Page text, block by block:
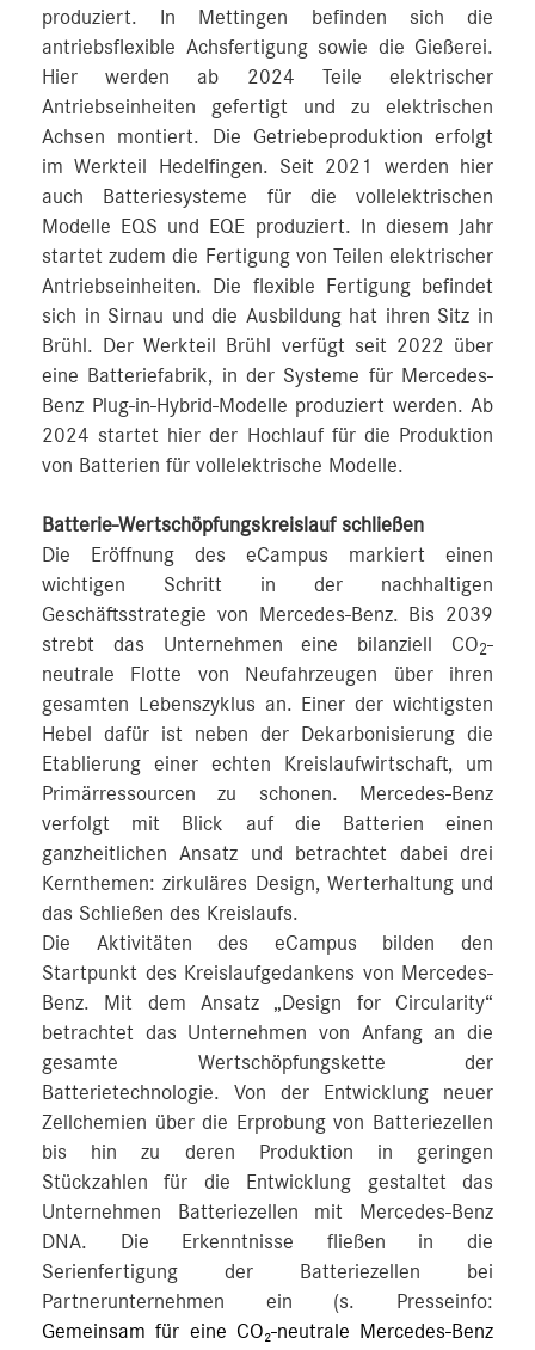
produziert. In Mettingen befinden sich die
antriebsflexible Achsfertigung sowie die Gießerei.
Hier werden ab 2024 Teile elektrischer
Antriebseinheiten gefertigt und zu elektrischen
Achsen montiert. Die Getriebeproduktion erfolgt
im Werkteil Hedelfingen. Seit 2021 werden hier
auch Batteriesysteme für die vollelektrischen
Modelle EQS und EQE produziert. In diesem Jahr
startet zudem die Fertigung von Teilen elektrischer
Antriebseinheiten. Die flexible Fertigung befindet
sich in Sirnau und die Ausbildung hat ihren Sitz in
Brühl. Der Werkteil Brühl verfügt seit 2022 über
eine Batteriefabrik, in der Systeme für Mercedes-
Benz Plug-in-Hybrid-Modelle produziert werden. Ab
2024 startet hier der Hochlauf für die Produktion
von Batterien für vollelektrische Modelle.
Batterie-Wertschöpfungskreislauf schließen
Die Eröffnung des eCampus markiert einen
wichtigen Schritt in der nachhaltigen
Geschäftsstrategie von Mercedes-Benz. Bis 2039
strebt das Unternehmen eine bilanziell CO2-
neutrale Flotte von Neufahrzeugen über ihren
gesamten Lebenszyklus an. Einer der wichtigsten
Hebel dafür ist neben der Dekarbonisierung die
Etablierung einer echten Kreislaufwirtschaft, um
Primärressourcen zu schonen. Mercedes-Benz
verfolgt mit Blick auf die Batterien einen
ganzheitlichen Ansatz und betrachtet dabei drei
Kernthemen: zirkuläres Design, Werterhaltung und
das Schließen des Kreislaufs.
Die Aktivitäten des eCampus bilden den
Startpunkt des Kreislaufgedankens von Mercedes-
Benz. Mit dem Ansatz „Design for Circularity“
betrachtet das Unternehmen von Anfang an die
gesamte Wertschöpfungskette der
Batterietechnologie. Von der Entwicklung neuer
Zellchemien über die Erprobung von Batteriezellen
bis hin zu deren Produktion in geringen
Stückzahlen für die Entwicklung gestaltet das
Unternehmen Batteriezellen mit Mercedes-Benz
DNA. Die Erkenntnisse fließen in die
Serienfertigung der Batteriezellen bei
Partnerunternehmen ein (s. Presseinfo:
Gemeinsam für eine CO₂-neutrale Mercedes-Benz